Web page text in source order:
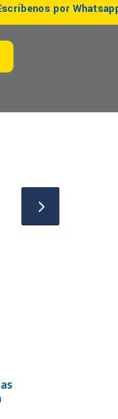
por